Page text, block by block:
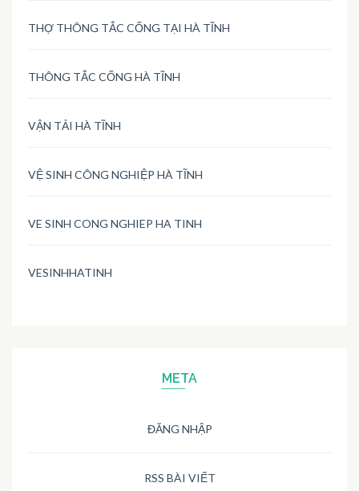
THỢ THÔNG TẮC CỐNG TẠI HÀ TĨNH
THÔNG TẮC CỐNG HÀ TĨNH
VẬN TẢI HÀ TĨNH
VỆ SINH CÔNG NGHIỆP HÀ TĨNH
VE SINH CONG NGHIEP HA TINH
VESINHHATINH
META
ĐĂNG NHẬP
RSS BÀI VIẾT